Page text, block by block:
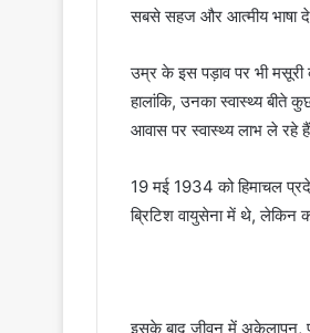
सबसे सहज और आत्मीय भाषा
उम्र के इस पड़ाव पर भी मसूरी
हालांकि, उनका स्वास्थ्य बीते
आवास पर स्वास्थ्य लाभ ले रहे हैं
19 मई 1934 को हिमाचल
ब्रिटिश वायुसेना में थे, लेकिन
इसके बाद जीवन में अकेलापन,